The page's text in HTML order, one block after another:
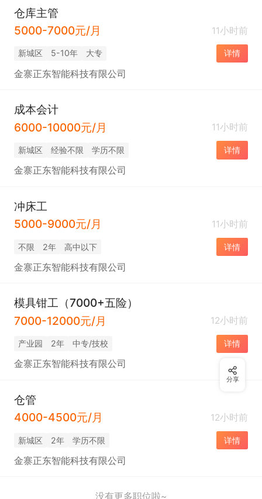
仓库主管
5000-7000元/月
11小时前
新城区 5-10年 大专 详情
金寨正东智能科技有限公司
成本会计
6000-10000元/月
11小时前
新城区 经验不限 学历不限 详情
金寨正东智能科技有限公司
冲床工
5000-9000元/月
11小时前
不限 2年 高中以下 详情
金寨正东智能科技有限公司
模具钳工（7000+五险）
7000-12000元/月
12小时前
产业园 2年 中专/技校 详情
金寨正东智能科技有限公司
仓管
4000-4500元/月
12小时前
新城区 2年 学历不限 详情
金寨正东智能科技有限公司
没有更多职位啦~
分享